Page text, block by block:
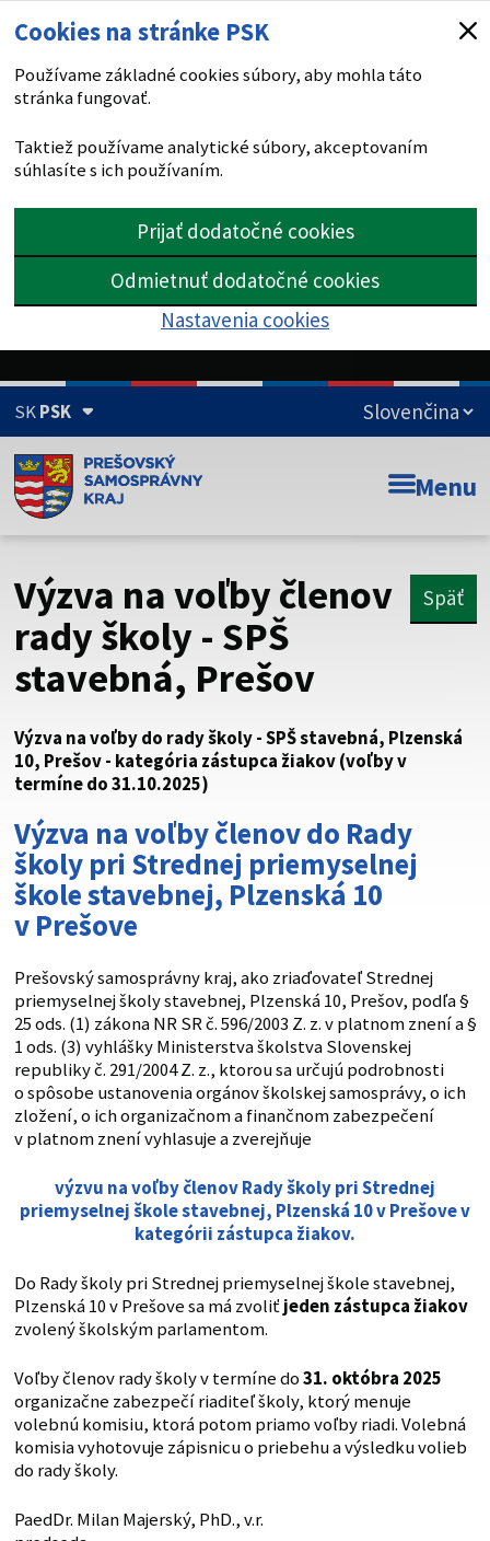
Cookies na stránke PSK
Používame základné cookies súbory, aby mohla táto
stránka fungovať.
Taktiež používame analytické súbory, akceptovaním
súhlasíte s ich používaním.
Prijať dodatočné cookies
Odmietnuť dodatočné cookies
Nastavenia cookies
SKPSK
Doména psk.sk je oficiálna
Toto je oficiálna webová stránka Prešovského
psk.sk.
Táto stránka je zabezpečená
Buďte pozorní a vždy sa uistite, že zdieľate informácie iba
cez zabezpečenú webovú stránku. Zabezpečená stránka
Menu
Výzva na voľby členov
rady školy - SPŠ
stavebná, Prešov
Späť
Výzva na voľby do rady školy - SPŠ stavebná, Plzenská
10, Prešov - kategória zástupca žiakov (voľby v
termíne do 31.10.2025)
Výzva na voľby členov do Rady
školy pri Strednej priemyselnej
škole stavebnej, Plzenská 10
v Prešove
Prešovský samosprávny kraj, ako zriaďovateľ Strednej
priemyselnej školy stavebnej, Plzenská 10, Prešov, podľa §
25 ods. (1) zákona NR SR č. 596/2003 Z. z. v platnom znení a §
1 ods. (3) vyhlášky Ministerstva školstva Slovenskej
republiky č. 291/2004 Z. z., ktorou sa určujú podrobnosti
o spôsobe ustanovenia orgánov školskej samosprávy, o ich
zložení, o ich organizačnom a finančnom zabezpečení
v platnom znení vyhlasuje a zverejňuje
výzvu na voľby členov Rady školy priStrednej
priemyselnej škole stavebnej, Plzenská 10 v Prešove v
kategórii zástupca žiakov.
Do Rady školy pri Strednej priemyselnej škole stavebnej,
Plzenská 10 v Prešove sa má zvoliťjeden zástupca žiakov
zvolený školským parlamentom.
Voľby členov rady školy v termíne do31. októbra 2025
organizačne zabezpečí riaditeľ školy, ktorý menuje
volebnú komisiu, ktorá potom priamo voľby riadi. Volebná
komisia vyhotovuje zápisnicu o priebehu a výsledku volieb
do rady školy.
PaedDr. Milan Majerský, PhD., v.r.